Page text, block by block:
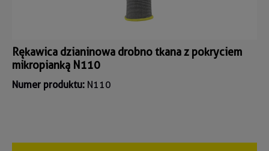
Rękawica dzianinowa drobno tkana z pokryciem
mikropianką N110
Numer produktu: N110